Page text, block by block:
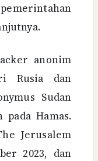
anonim
Rusia dan
Sudan
pada Hamas.
Jerusalem
2023, dan